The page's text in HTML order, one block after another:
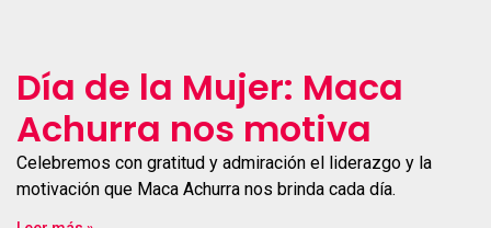
Día de la Mujer: Maca
Achurra nos motiva
Celebremos con gratitud y admiración el liderazgo y la
motivación que Maca Achurra nos brinda cada día.